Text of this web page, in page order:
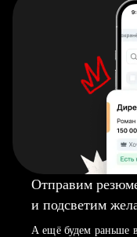
Отправим
и подсветим
А ещё будем раньше